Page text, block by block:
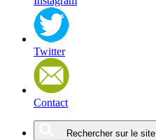
Twitter
Contact
Rechercher sur le site